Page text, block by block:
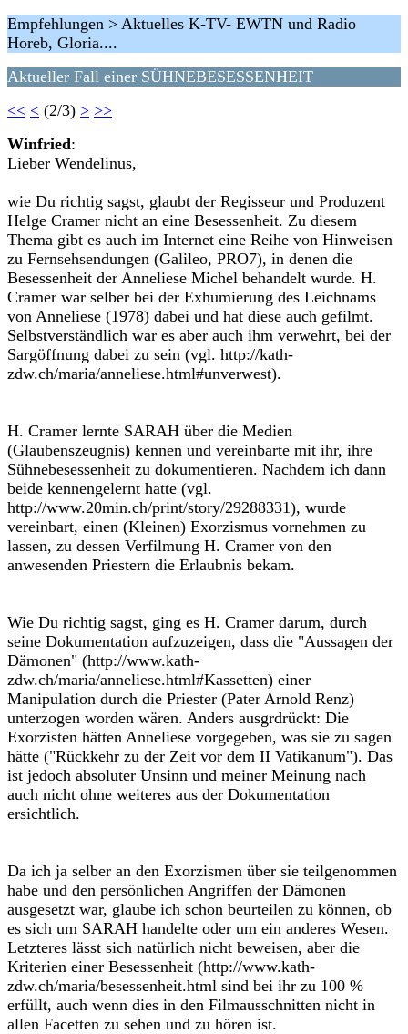
Empfehlungen > Aktuelles K-TV- EWTN und Radio
Horeb, Gloria....
Aktueller Fall einer SÜHNEBESESSENHEIT
<< < (2/3) > >>
Winfried:
Lieber Wendelinus,
wie Du richtig sagst, glaubt der Regisseur und Produzent
Helge Cramer nicht an eine Besessenheit. Zu diesem
Thema gibt es auch im Internet eine Reihe von Hinweisen
zu Fernsehsendungen (Galileo, PRO7), in denen die
Besessenheit der Anneliese Michel behandelt wurde. H.
Cramer war selber bei der Exhumierung des Leichnams
von Anneliese (1978) dabei und hat diese auch gefilmt.
Selbstverständlich war es aber auch ihm verwehrt, bei der
Sargöffnung dabei zu sein (vgl. http://kath-
zdw.ch/maria/anneliese.html#unverwest).
H. Cramer lernte SARAH über die Medien
(Glaubenszeugnis) kennen und vereinbarte mit ihr, ihre
Sühnebesessenheit zu dokumentieren. Nachdem ich dann
beide kennengelernt hatte (vgl.
http://www.20min.ch/print/story/29288331), wurde
vereinbart, einen (Kleinen) Exorzismus vornehmen zu
lassen, zu dessen Verfilmung H. Cramer von den
anwesenden Priestern die Erlaubnis bekam.
Wie Du richtig sagst, ging es H. Cramer darum, durch
seine Dokumentation aufzuzeigen, dass die "Aussagen der
Dämonen" (http://www.kath-
zdw.ch/maria/anneliese.html#Kassetten) einer
Manipulation durch die Priester (Pater Arnold Renz)
unterzogen worden wären. Anders ausgrdrückt: Die
Exorzisten hätten Anneliese vorgegeben, was sie zu sagen
hätte ("Rückkehr zu der Zeit vor dem II Vatikanum"). Das
ist jedoch absoluter Unsinn und meiner Meinung nach
auch nicht ohne weiteres aus der Dokumentation
ersichtlich.
Da ich ja selber an den Exorzismen über sie teilgenommen
habe und den persönlichen Angriffen der Dämonen
ausgesetzt war, glaube ich schon beurteilen zu können, ob
es sich um SARAH handelte oder um ein anderes Wesen.
Letzteres lässt sich natürlich nicht beweisen, aber die
Kriterien einer Besessenheit (http://www.kath-
zdw.ch/maria/besessenheit.html sind bei ihr zu 100 %
erfüllt, auch wenn dies in den Filmausschnitten nicht in
allen Facetten zu sehen und zu hören ist.